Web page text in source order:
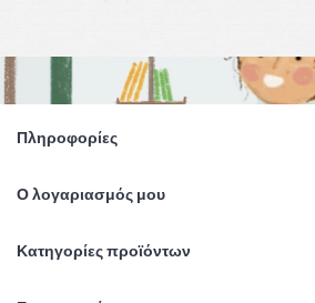
Πληροφορίες
Ο λογαριασμός μου
Κατηγορίες προϊόντων